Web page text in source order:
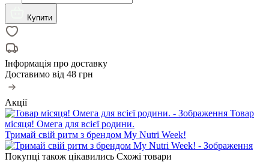
Купити
Інформація про доставку
Доставимо від 48 грн
Акції
Товар
місяця! Омега для всієї родини.
Тримай свій ритм з брендом My Nutri Week!
Покупці також цікавились Схожі товари